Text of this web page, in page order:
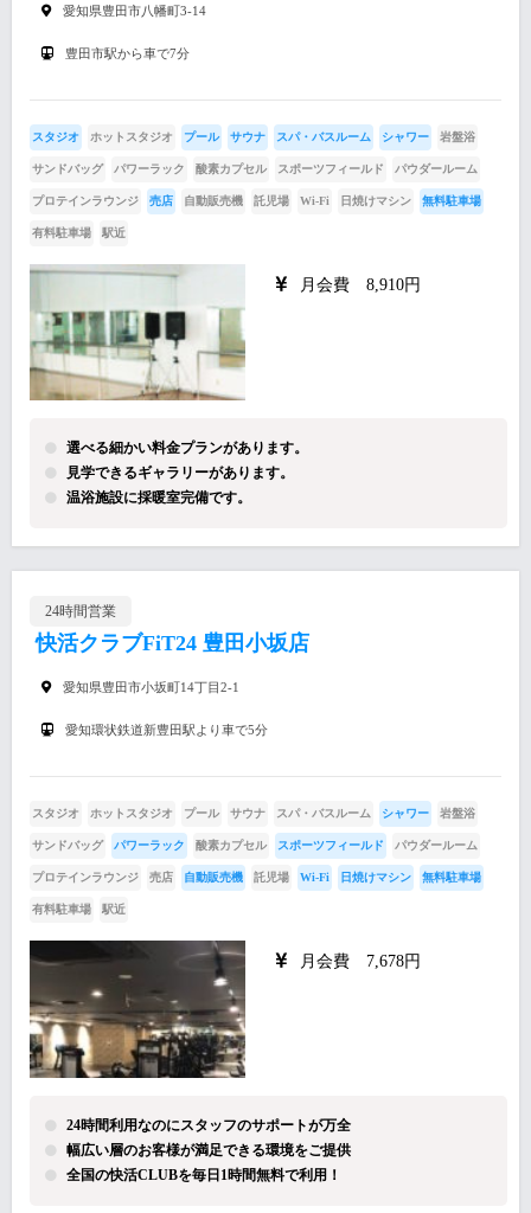
愛知県豊田市八幡町3-14
豊田市駅から車で7分
スタジオ ホットスタジオ プール サウナ スパ・バスルーム シャワー 岩盤浴
サンドバッグ パワーラック 酸素カプセル スポーツフィールド パウダールーム
プロテインラウンジ 売店 自動販売機 託児場 Wi-Fi 日焼けマシン 無料駐車場
有料駐車場 駅近
月会費 8,910円
選べる細かい料金プランがあります。
見学できるギャラリーがあります。
温浴施設に採暖室完備です。
24時間営業
快活クラブFiT24 豊田小坂店
愛知県豊田市小坂町14丁目2-1
愛知環状鉄道新豊田駅より車で5分
スタジオ ホットスタジオ プール サウナ スパ・バスルーム シャワー 岩盤浴
サンドバッグ パワーラック 酸素カプセル スポーツフィールド パウダールーム
プロテインラウンジ 売店 自動販売機 託児場 Wi-Fi 日焼けマシン 無料駐車場
有料駐車場 駅近
月会費 7,678円
24時間利用なのにスタッフのサポートが万全
幅広い層のお客様が満足できる環境をご提供
全国の快活CLUBを毎日1時間無料で利用！